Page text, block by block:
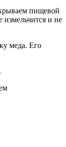
пищевой
измельчится и не
меда. Его